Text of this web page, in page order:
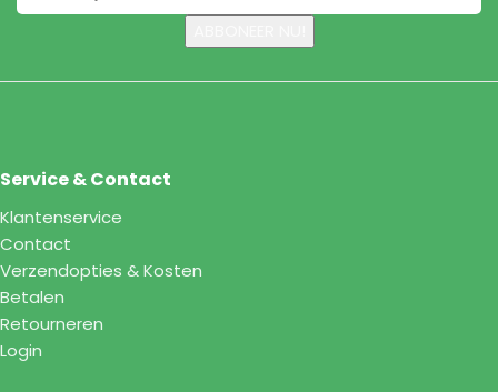
Service & Contact
Klantenservice
Contact
Verzendopties & Kosten
Betalen
Retourneren
Login